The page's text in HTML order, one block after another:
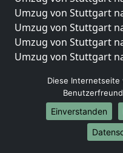
Umzug von Stuttgart
Umzug von Stuttgart
Umzug von Stuttgart
Umzug von Stuttgart
Umzüge-
Umzug von Stuttgart
Umzug von Stuttgart
Umzug von Stuttgart
Diese Internetseite
Einverstanden